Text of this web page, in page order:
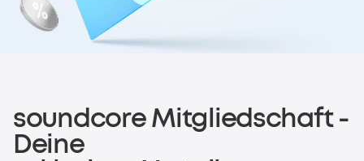
Melde dich für das
soundcore Mitgliedschaft -
Deine